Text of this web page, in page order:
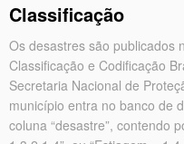
Classificação
Os desastres são publicados
Classificação e Codificação
Secretaria Nacional de
município entra no banco de
coluna “desastre”, contendo